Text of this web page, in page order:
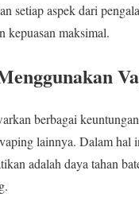
setiap aspek dari
kepuasan maksimal.
berbagai
lainnya. Dalam hal
adalah daya tahan